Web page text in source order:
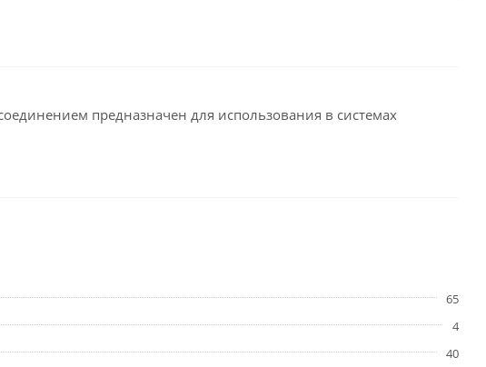
предназначен для использования в системах
65
4
40